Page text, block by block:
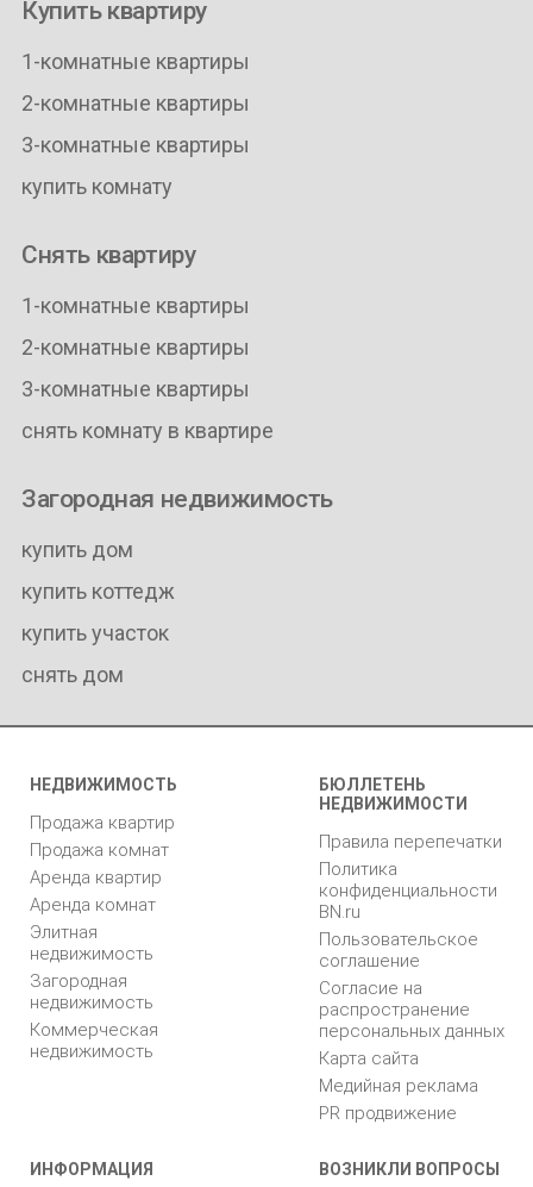
Купить квартиру
1-комнатные квартиры
2-комнатные квартиры
3-комнатные квартиры
купить комнату
Снять квартиру
1-комнатные квартиры
2-комнатные квартиры
3-комнатные квартиры
снять комнату в квартире
Загородная недвижимость
купить дом
купить коттедж
купить участок
снять дом
НЕДВИЖИМОСТЬ
Продажа квартир
Продажа комнат
Аренда квартир
Аренда комнат
Элитная
недвижимость
Загородная
недвижимость
Коммерческая
недвижимость
БЮЛЛЕТЕНЬ
НЕДВИЖИМОСТИ
Правила перепечатки
Политика
конфиденциальности
BN.ru
Пользовательское
соглашение
Согласие на
распространение
персональных данных
Карта сайта
Медийная реклама
PR продвижение
ИНФОРМАЦИЯ ВОЗНИКЛИ ВОПРОСЫ